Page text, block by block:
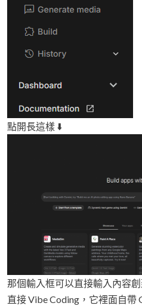
點開長這樣 ⬇️
那個輸入框可以直接輸入內容創
直接 Vibe Coding，它裡面自帶